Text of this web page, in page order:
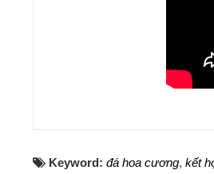
Keyword: đá hoa cương, kết